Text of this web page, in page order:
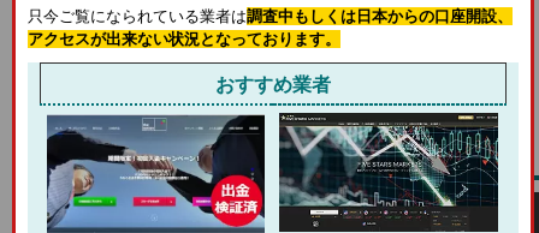
只今ご覧になられている業者は調査中もしくは日本からの口座開設、
アクセスが出来ない状況となっております。
おすすめ業者
比較的に新しい業者のようで、ローソク足チャートがあり、
最低投資額が500円と低めに設定されているので使いやすい
業者！
口座開設
方法
入金方法 出金方法
VOPの口座開設方法